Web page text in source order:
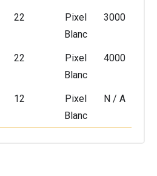
22
Pixel
Blanc
3000
22
Pixel
Blanc
4000
12
Pixel
Blanc
N / A